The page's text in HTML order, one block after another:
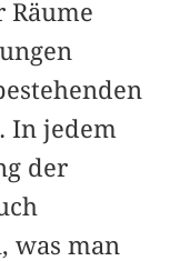
Räume
In jedem
der
was man